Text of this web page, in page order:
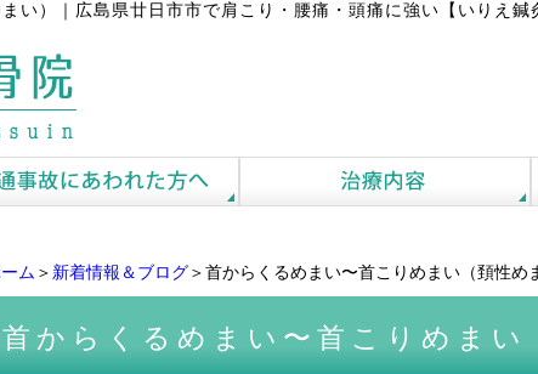
い） 広島県廿日市市で肩こり・腰痛・頭痛に強い【いりえ
ム ＞ 新着情報＆ブログ ＞首からくるめまい〜首こりめまい（頚性め
首からくるめまい〜首こりめまい